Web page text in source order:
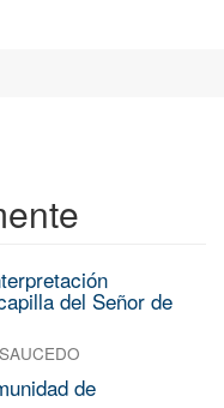
del Señor de
de